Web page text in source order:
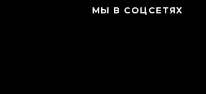
МЫ В СОЦСЕТЯХ